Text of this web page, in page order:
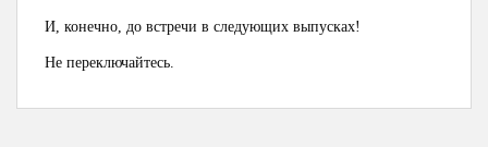
И, конечно, до встречи в следующих выпусках!
Не переключайтесь.